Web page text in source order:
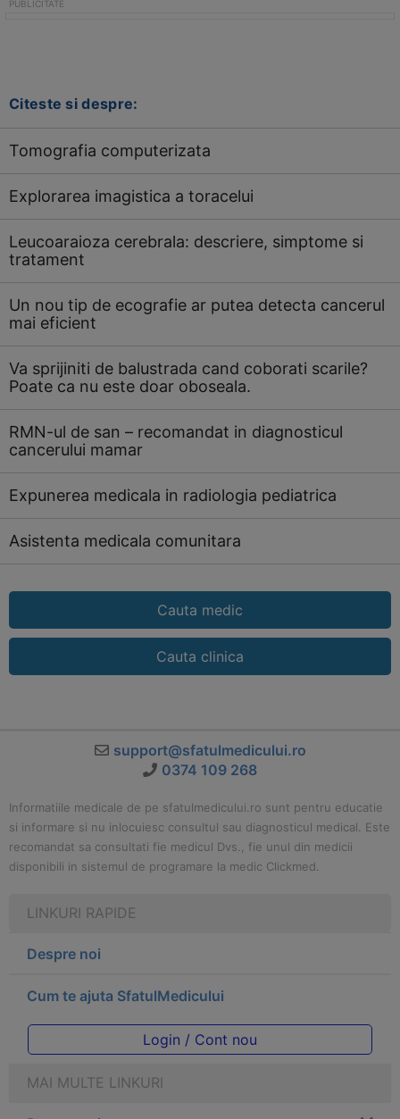
Citeste si despre:
Tomografia computerizata
Explorarea imagistica a toracelui
Leucoaraioza cerebrala: descriere, simptome si
tratament
Un nou tip de ecografie ar putea detecta cancerul
mai eficient
Va sprijiniti de balustrada cand coborati scarile?
Poate ca nu este doar oboseala.
RMN-ul de san – recomandat in diagnosticul
cancerului mamar
Expunerea medicala in radiologia pediatrica
Asistenta medicala comunitara
Cauta medic
Cauta clinica
support@sfatulmedicului.ro
0374 109 268
Informatiile medicale de pe sfatulmedicului.ro sunt pentru educatie
si informare si nu inlocuiesc consultul sau diagnosticul medical. Este
recomandat sa consultati fie medicul Dvs., fie unul din medicii
disponibili in sistemul de programare la medic Clickmed.
LINKURI RAPIDE
Despre noi
Cum te ajuta SfatulMedicului
Login / Cont nou
MAI MULTE LINKURI